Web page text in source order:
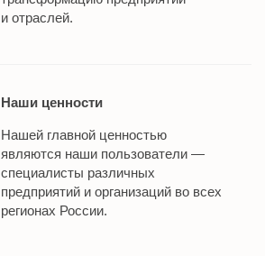
и отраслей.
Наши ценности
Нашей главной ценностью
являются наши пользователи —
специалисты различных
предприятий и организаций во всех
регионах России.